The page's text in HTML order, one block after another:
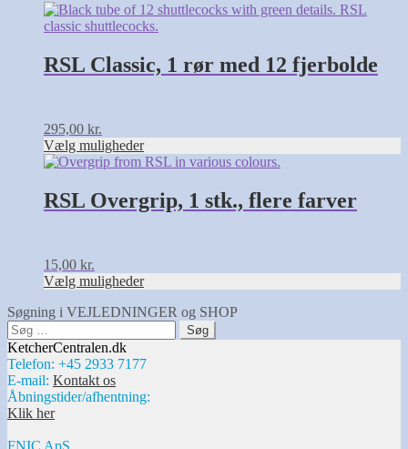
RSL Classic, 1 rør med 12 fjerbolde
295,00 kr.
Vælg muligheder
Dette
vare
flere
varianter.
vælges
på
varesiden
RSL Overgrip, 1 stk., flere farver
15,00 kr.
Vælg muligheder
Dette
har
flere
kan
vælges
på
varesiden
Søgning i VEJLEDNINGER og SHOP
Søg
efter:
KetcherCentralen.dk
Telefon: +45 2933 7177
E-mail: Kontakt os
Åbningstider/afhentning:
Klik her
FNIC ApS